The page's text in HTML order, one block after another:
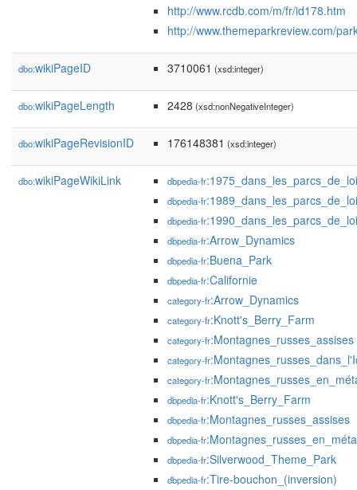
http://www.rcdb.com/m/fr/id178.htm
http://www.themeparkreview.com/
dbo:wikiPageID 3710061 (xsd:integer)
dbo:wikiPageLength 2428 (xsd:nonNegativeInteger)
dbo:wikiPageRevisionID 176148381 (xsd:integer)
dbo:wikiPageWikiLink dbpedia-fr
dbpedia-fr
dbpedia-fr
dbpedia-fr:Arrow_Dynamics
dbpedia-fr:Buena_Park
dbpedia-fr:Californie
category-fr:Arrow_Dynamics
category-fr:Knott's_Berry_Farm
category-fr:Montagnes_russes_assises
category-fr
category-fr
dbpedia-fr:Knott's_Berry_Farm
dbpedia-fr:Montagnes_russes_assises
dbpedia-fr
dbpedia-fr:Silverwood_Theme_Park
dbpedia-fr:Tire-bouchon_(inversion)